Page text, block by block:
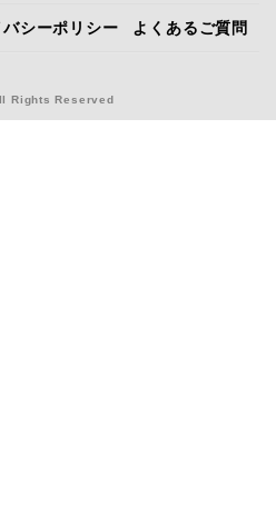
Rights Reserved
バシーポリシー よくあるご質問